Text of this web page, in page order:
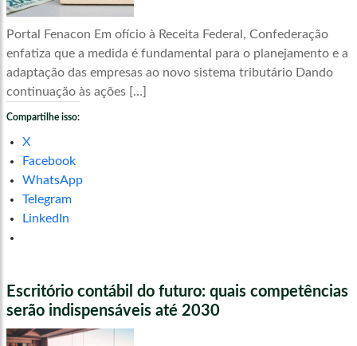
Portal Fenacon Em ofício à Receita Federal, Confederação
enfatiza que a medida é fundamental para o planejamento e a
adaptação das empresas ao novo sistema tributário Dando
continuação às ações […]
Compartilhe isso:
X
Facebook
WhatsApp
Telegram
LinkedIn
Escritório contábil do futuro: quais competências
serão indispensáveis até 2030